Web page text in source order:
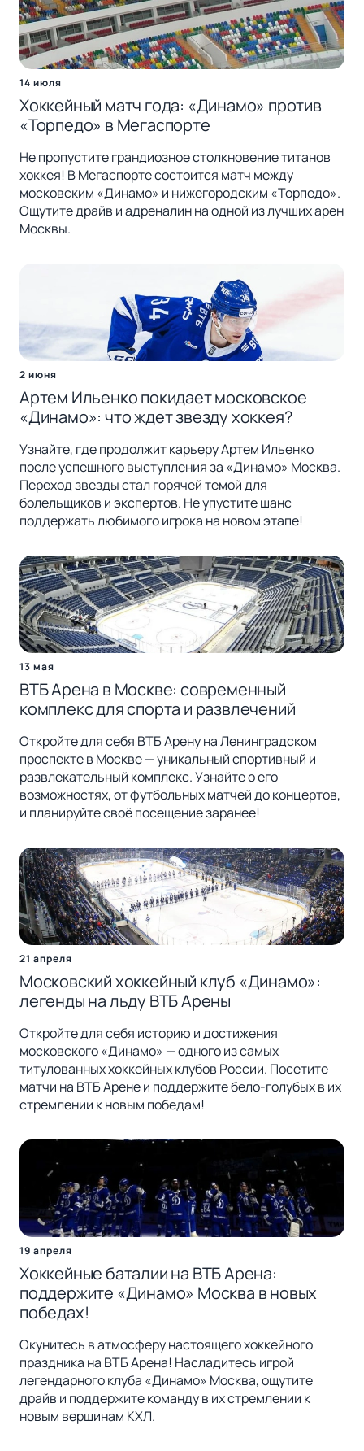
14 июля
Хоккейный матч года: «Динамо» против
«Торпедо» в Мегаспорте
Не пропустите грандиозное столкновение титанов
хоккея! В Мегаспорте состоится матч между
московским «Динамо» и нижегородским «Торпедо».
Ощутите драйв и адреналин на одной из лучших арен
Москвы.
2 июня
Артем Ильенко покидает московское
«Динамо»: что ждет звезду хоккея?
Узнайте, где продолжит карьеру Артем Ильенко
после успешного выступления за «Динамо» Москва.
Переход звезды стал горячей темой для
болельщиков и экспертов. Не упустите шанс
поддержать любимого игрока на новом этапе!
13 мая
ВТБ Арена в Москве: современный
комплекс для спорта и развлечений
Откройте для себя ВТБ Арену на Ленинградском
проспекте в Москве — уникальный спортивный и
развлекательный комплекс. Узнайте о его
возможностях, от футбольных матчей до концертов,
и планируйте своё посещение заранее!
21 апреля
Московский хоккейный клуб «Динамо»:
легенды на льду ВТБ Арены
Откройте для себя историю и достижения
московского «Динамо» — одного из самых
титулованных хоккейных клубов России. Посетите
матчи на ВТБ Арене и поддержите бело-голубых в их
стремлении к новым победам!
19 апреля
Хоккейные баталии на ВТБ Арена:
поддержите «Динамо» Москва в новых
победах!
Окунитесь в атмосферу настоящего хоккейного
праздника на ВТБ Арена! Насладитесь игрой
легендарного клуба «Динамо» Москва, ощутите
драйв и поддержите команду в их стремлении к
новым вершинам КХЛ.